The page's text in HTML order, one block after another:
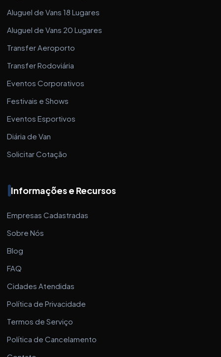
Aluguel de Vans 18 Lugares
Aluguel de Vans 20 Lugares
Transfer Aeroporto
Transfer Rodoviária
Eventos Corporativos
Festivais e Shows
Eventos Esportivos
Diária de Van
Solicitar Cotação
Informações e Recursos
Empresas Cadastradas
Sobre Nós
Blog
FAQ
Cidades Atendidas
Política de Privacidade
Termos de Serviço
Política de Cancelamento